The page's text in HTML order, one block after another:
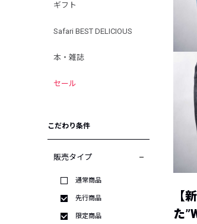
ギフト
Safari BEST DELICIOUS
本・雑誌
セール
こだわり条件
販売タイプ
通常商品
先行商品
限定商品
【
た